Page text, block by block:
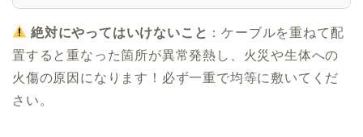
絶対にやってはいけないこと ：ケーブルを重ねて配
置すると重なった箇所が異常発熱し、火災や生体への
火傷の原因になります！必ず一重で均等に敷いてくだ
さい。